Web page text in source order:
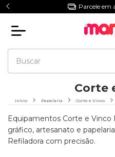
5% Off com o
Corte
Início Papelaria Corte e Vinco
Equipamentos Corte e Vinco
gráfico, artesanato e
Refiladora com precisão.